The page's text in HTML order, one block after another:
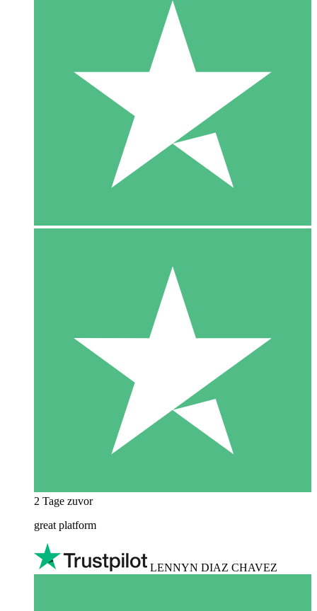
2 Tage zuvor
great platform
LENNYN DIAZ CHAVEZ